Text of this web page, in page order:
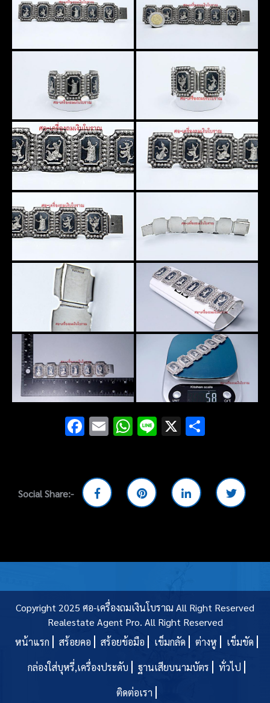
Facebook
EmailWhatsApp
Line
X
Social Share:-
Copyright 2025 ศอ-เครื่องถมเงินโบราณ All Right Reserved
Realestate Agent Pro. All Right Reserved
หน้าแรก
สร้อยคอ สร้อยข้อมือ เข็มกลัด ต่างหู
เข็มขัด
กล่องใส่บุหรี่,เครื่องประดับ
ฐานเสียบนามบัตร
ทั่วไป
ติดต่อเรา